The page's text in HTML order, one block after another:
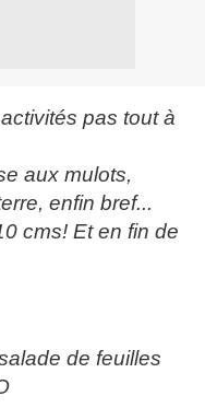
pas tout à
aux mulots,
enfin bref...
cms! Et en fin de
de feuilles